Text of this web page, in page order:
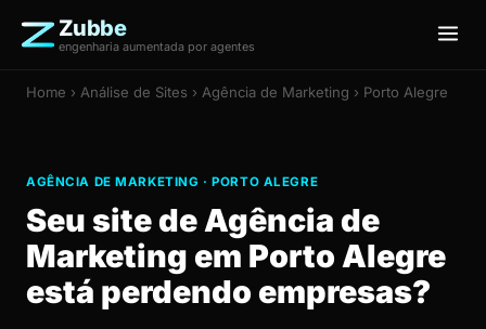
Zubbe
engenharia aumentada por agentes
Home › Análise de Sites › Agência de Marketing › Porto Alegre
AGÊNCIA DE MARKETING · PORTO ALEGRE
Seu site de Agência de
Marketing em Porto Alegre
está perdendo empresas?